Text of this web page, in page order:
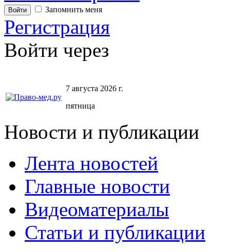
Запомнить меня
Регистрация
Войти через
7 августа 2026 г.
пятница
Новости и публикации
Лента новостей
Главные новости
Видеоматериалы
Статьи и публикации